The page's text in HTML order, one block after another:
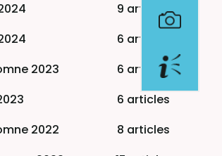
9 articles
6 articles
2023
6 articles
6 articles
2022
8 articles